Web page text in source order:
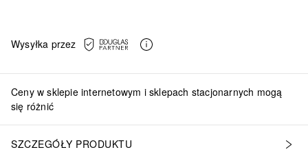
Wysyłka przez
Ceny w sklepie internetowym i sklepach stacjonarnych mogą
się różnić
SZCZEGÓŁY PRODUKTU